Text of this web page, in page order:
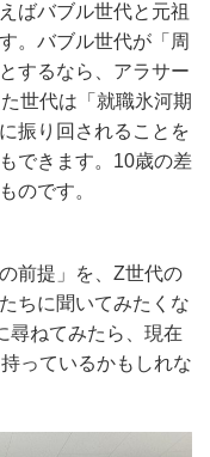
ばバブル世代と元祖
。バブル世代が「周
するなら、アラサー
世代は「就職氷河期
振り回されることを
できます。10歳の差
のです。
前提」を、Z世代の
ちに聞いてみたくな
尋ねてみたら、現在
っているかもしれな